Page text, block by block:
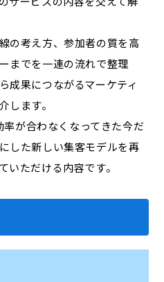
の考え方、参加者の質を高
までを一連の流れで整理
成果につながるマーケティ
します。
が合わなくなってきた今だ
した新しい集客モデルを再
いただける内容です。